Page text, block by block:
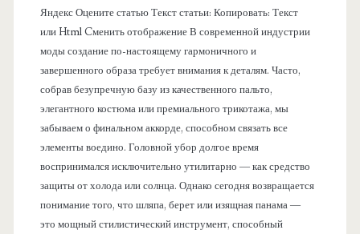
Яндекс Оцените статью Текст статьи: Копировать: Текст
или Html Cменить отображение В современной индустрии
моды создание по-настоящему гармоничного и
завершенного образа требует внимания к деталям. Часто,
собрав безупречную базу из качественного пальто,
элегантного костюма или премиального трикотажа, мы
забываем о финальном аккорде, способном связать все
элементы воедино. Головной убор долгое время
воспринимался исключительно утилитарно — как средство
защиты от холода или солнца. Однако сегодня возвращается
понимание того, что шляпа, берет или изящная панама —
это мощный стилистический инструмент, способный